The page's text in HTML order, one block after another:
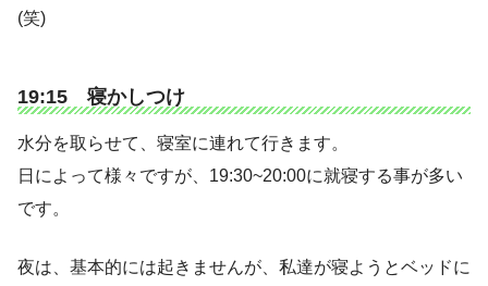
(笑)
19:15 寝かしつけ
水分を取らせて、寝室に連れて行きます。
日によって様々ですが、19:30~20:00に就寝する事が多い
です。
夜は、基本的には起きませんが、私達が寝ようとベッドに